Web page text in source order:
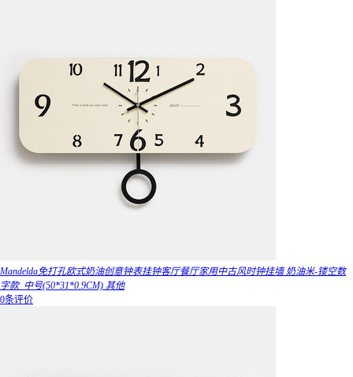
Mandelda免打孔欧式奶油创意钟表挂钟客厅餐厅家用中古风时钟挂墙 奶油米-镂空数
字款_中号(50*31*0.9CM) 其他
0条评价